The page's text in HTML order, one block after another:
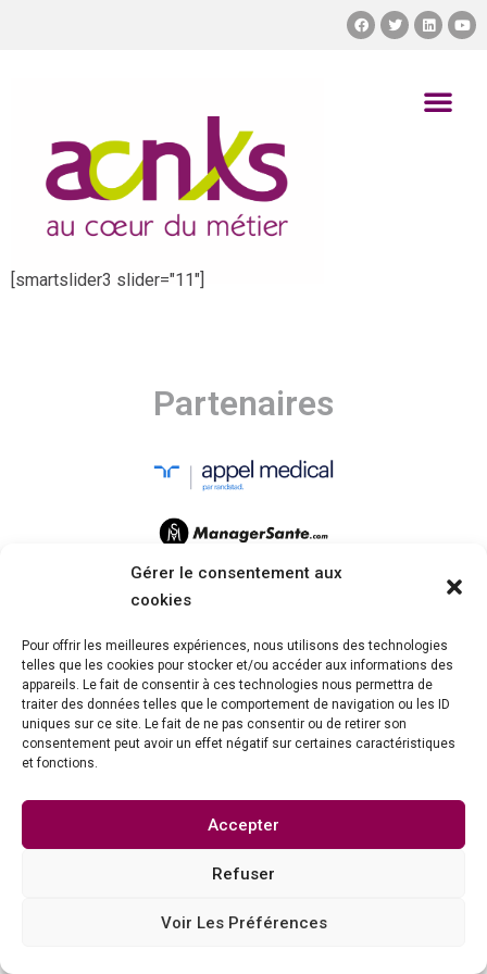
Gérer le consentement aux
cookies
Pour offrir les meilleures expériences, nous utilisons des technologies
telles que les cookies pour stocker et/ou accéder aux informations des
appareils. Le fait de consentir à ces technologies nous permettra de
traiter des données telles que le comportement de navigation ou les ID
uniques sur ce site. Le fait de ne pas consentir ou de retirer son
consentement peut avoir un effet négatif sur certaines caractéristiques
et fonctions.
Accepter
Refuser
Voir Les Préférences
[smartslider3 slider="11"]
Partenaires
[hfe_template id='12031']